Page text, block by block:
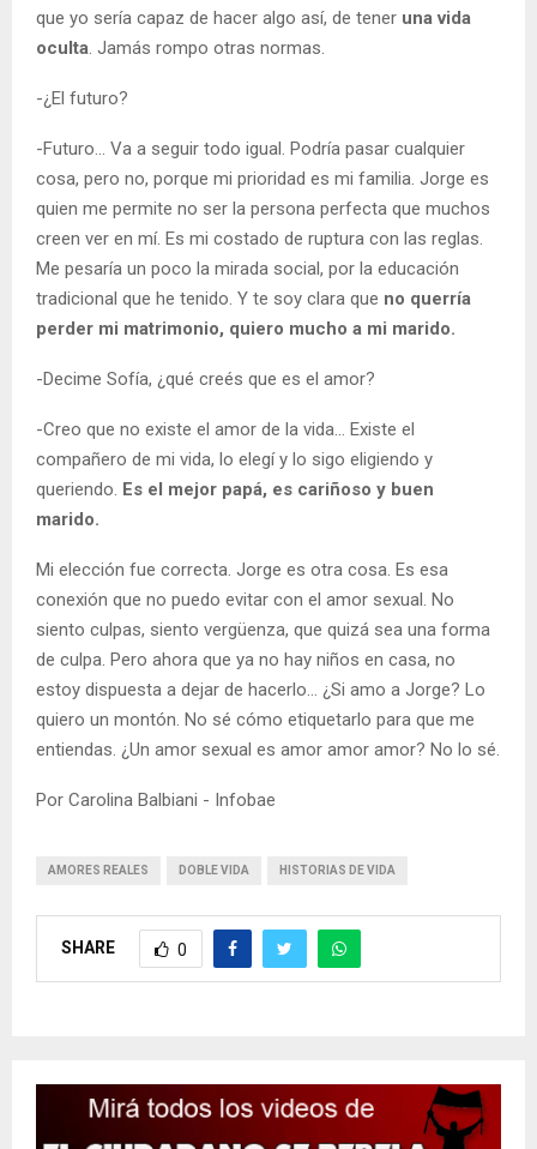
que yo sería capaz de hacer algo así, de tener una vida
oculta. Jamás rompo otras normas.
-¿El futuro?
-Futuro… Va a seguir todo igual. Podría pasar cualquier
cosa, pero no, porque mi prioridad es mi familia. Jorge es
quien me permite no ser la persona perfecta que muchos
creen ver en mí. Es mi costado de ruptura con las reglas.
Me pesaría un poco la mirada social, por la educación
tradicional que he tenido. Y te soy clara que no querría
perder mi matrimonio, quiero mucho a mi marido.
-Decime Sofía, ¿qué creés que es el amor?
-Creo que no existe el amor de la vida… Existe el
compañero de mi vida, lo elegí y lo sigo eligiendo y
queriendo. Es el mejor papá, es cariñoso y buen
marido.
Mi elección fue correcta. Jorge es otra cosa. Es esa
conexión que no puedo evitar con el amor sexual. No
siento culpas, siento vergüenza, que quizá sea una forma
de culpa. Pero ahora que ya no hay niños en casa, no
estoy dispuesta a dejar de hacerlo… ¿Si amo a Jorge? Lo
quiero un montón. No sé cómo etiquetarlo para que me
entiendas. ¿Un amor sexual es amor amor amor? No lo sé.
Por Carolina Balbiani - Infobae
AMORES REALES DOBLE VIDA HISTORIAS DE VIDA
SHARE 0